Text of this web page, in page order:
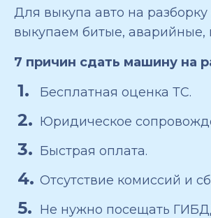
Для выкупа авто на
выкупаем битые,
7 причин сдать машину на
Бесплатная оценка ТС.
Юридическое
Быстрая оплата.
Отсутствие комиссий и
Не нужно посещать